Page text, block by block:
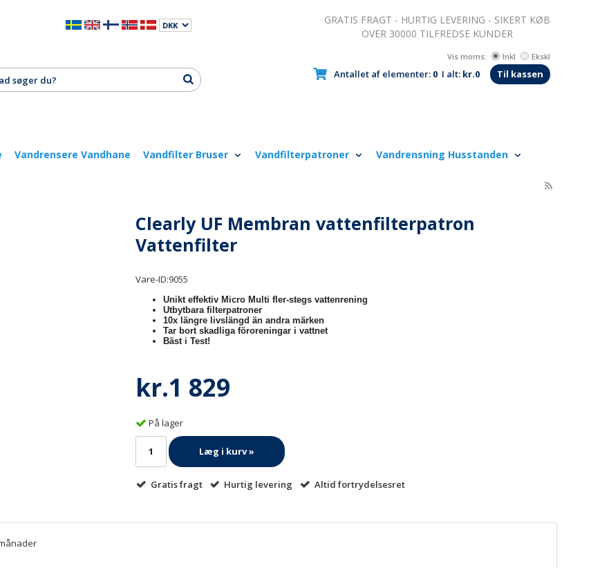
GRATIS FRAGT - HURTIG LEVERING - SIKERT KØB
OVER 30000 TILFREDSE KUNDER
Antallet af elementer: 0 I alt: kr.0 Til kassen
Vis moms: Inkl Ekskl
Vandrensere Vandhane Vandfilter Bruser Vandfilterpatroner Vandrensning Husstanden
Clearly UF Membran vattenfilterpatron
Vattenfilter
Vare-ID:9055
Unikt effektiv Micro Multi fler-stegs vattenrening
Utbytbara filterpatroner
10x längre livslängd än andra märken
Tar bort skadliga föroreningar i vattnet
Bäst i Test!
kr.1 829
På lager
Læg i kurv »
Gratis fragt Hurtig levering Altid fortrydelsesret